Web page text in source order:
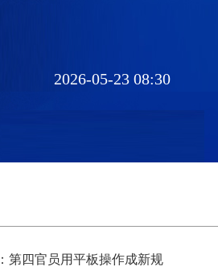
2026-05-23 08:30
第四官员用平板操作成新规